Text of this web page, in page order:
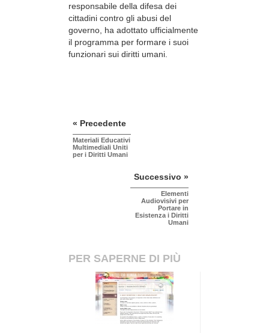
responsabile della difesa dei
cittadini contro gli abusi del
governo, ha adottato ufficialmente
il programma per formare i suoi
funzionari sui diritti umani.
« Precedente
Materiali Educativi
Multimediali Uniti
per i Diritti Umani
Successivo »
Elementi
Audiovisivi per
Portare in
Esistenza i Diritti
Umani
PER SAPERNE DI PIÙ